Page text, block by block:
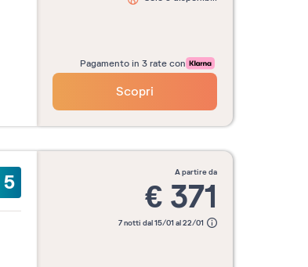
Pagamento in 3 rate con
Scopri
5 a partire da
€ 371
7 notti dal 15/01 al 22/01